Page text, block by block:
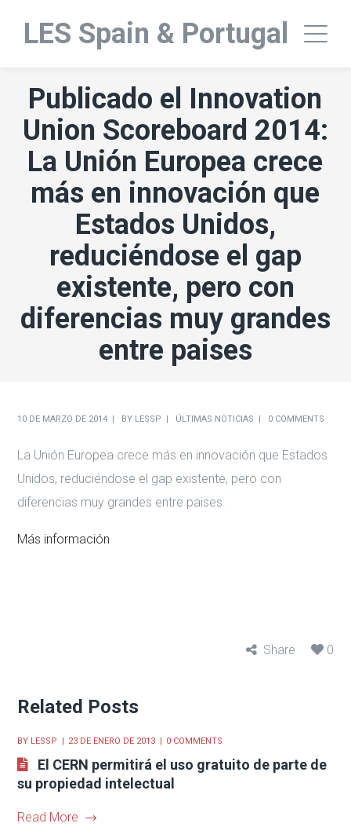
LES Spain & Portugal
Publicado el Innovation
Union Scoreboard 2014:
La Unión Europea crece
más en innovación que
Estados Unidos,
reduciéndose el gap
existente, pero con
diferencias muy grandes
entre paises
10 DE MARZO DE 2014 BY LESSP ÚLTIMAS NOTICIAS 0 COMMENTS
La Unión Europea crece más en innovación que Estados
Unidos, reduciéndose el gap existente, pero con
diferencias muy grandes entre paises.
Más información
Share 0
Related Posts
BY LESSP 23 DE ENERO DE 2013 0 COMMENTS
El CERN permitirá el uso gratuito de parte de
su propiedad intelectual
Read More